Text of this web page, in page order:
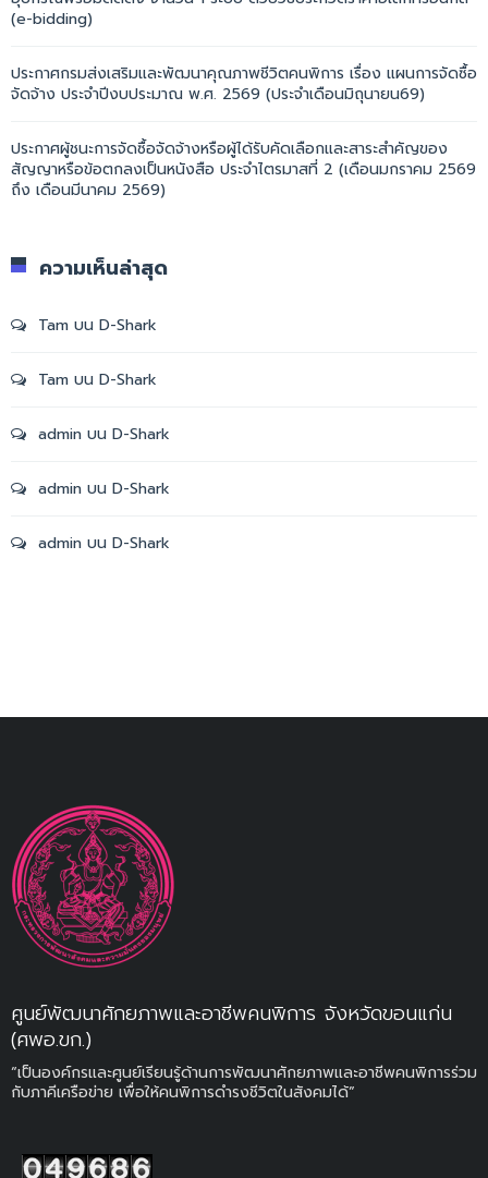
(e-bidding)
ประกาศกรมส่งเสริมและพัฒนาคุณภาพชีวิตคนพิการ เรื่อง แผนการจัดซื้อ
จัดจ้าง ประจำปีงบประมาณ พ.ศ. 2569 (ประจำเดือนมิถุนายน69)
ประกาศผู้ชนะการจัดซื้อจัดจ้างหรือผู้ได้รับคัดเลือกและสาระสำคัญของ
สัญญาหรือข้อตกลงเป็นหนังสือ ประจำไตรมาสที่ 2 (เดือนมกราคม 2569
ถึง เดือนมีนาคม 2569)
ความเห็นล่าสุด
Tam บน D-Shark
Tam บน D-Shark
admin บน D-Shark
admin บน D-Shark
admin บน D-Shark
ศูนย์พัฒนาศักยภาพและอาชีพคนพิการ จังหวัดขอนแก่น
(ศพอ.ขก.)
“เป็นองค์กรและศูนย์เรียนรู้ด้านการพัฒนาศักยภาพและอาชีพคนพิการร่วม
กับภาคีเครือข่าย เพื่อให้คนพิการดำรงชีวิตในสังคมได้”